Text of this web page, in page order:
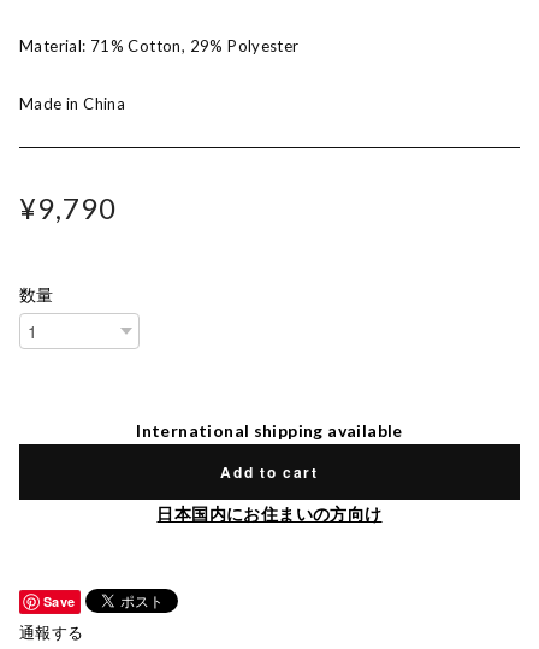
Material: 71% Cotton, 29% Polyester
Made in China
¥9,790
数量
International shipping available
Add to cart
日本国内にお住まいの方向け
Save
通報する